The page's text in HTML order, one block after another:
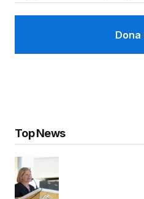
Dona
Top News